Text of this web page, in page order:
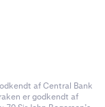
af Central Bank
er godkendt af